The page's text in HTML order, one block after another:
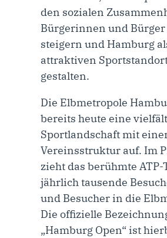
den sozialen
Bürgerinnen und Bürger
steigern und Hamburg
attraktiven
gestalten.
Die Elbmetropole
bereits heute eine
Sportlandschaft mit
Vereinsstruktur auf. Im
zieht das berühmte
jährlich tausende
und Besucher in die
Die offizielle
„Hamburg Open“ ist